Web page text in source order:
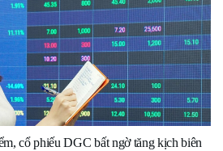
cổ phiếu DGC bất ngờ tăng kịch biên